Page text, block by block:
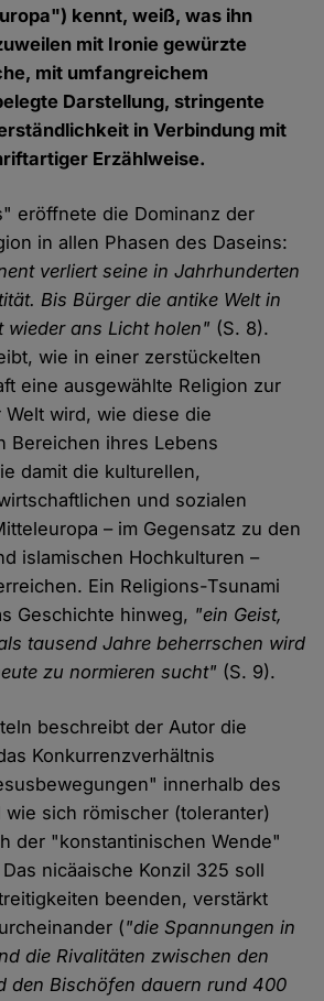
kennt, weiß, was ihn
mit Ironie gewürzte
mit umfangreichem
Darstellung, stringente
in Verbindung mit
Erzählweise.
eröffnete die Dominanz der
in allen Phasen des Daseins:
verliert seine in Jahrhunderten
Bis Bürger die antike Welt in
wieder ans Licht holen" (S. 8).
wie in einer zerstückelten
eine ausgewählte Religion zur
wird, wie diese die
Bereichen ihres Lebens
damit die kulturellen,
und sozialen
– im Gegensatz zu den
islamischen Hochkulturen –
Ein Religions-Tsunami
Geschichte hinweg, "ein Geist,
tausend Jahre beherrschen wird
zu normieren sucht" (S. 9).
beschreibt der Autor die
Konkurrenzverhältnis
innerhalb des
wie sich römischer (toleranter)
der "konstantinischen Wende"
nicäaische Konzil 325 soll
beenden, verstärkt
("die Spannungen in
die Rivalitäten zwischen den
den Bischöfen dauern rund 400